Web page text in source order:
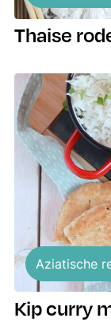
Thaise
Aziatische
Kip curry